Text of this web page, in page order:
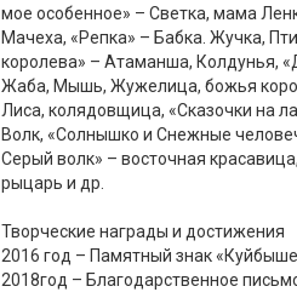
мое особенное» – Светка, мама
Мачеха, «Репка» – Бабка. Жучка,
королева» – Атаманша, Колдунья,
Жаба, Мышь, Жужелица, божья
Лиса, колядовщица, «Сказочки на
Волк, «Солнышко и Снежные
Серый волк» – восточная
рыцарь и др.
Творческие награды и достижения
2016 год – Памятный знак
2018год – Благодарственное